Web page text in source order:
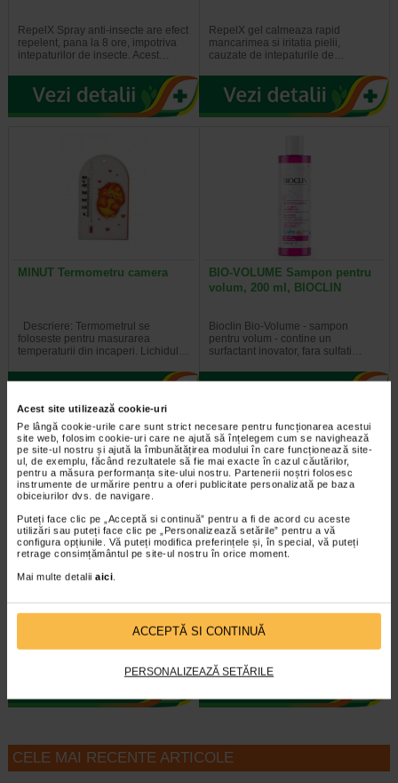
Acest site utilizează cookie-uri
Pe lângă cookie-urile care sunt strict necesare pentru funcționarea acestui
site web, folosim cookie-uri care ne ajută să înțelegem cum se navighează
pe site-ul nostru și ajută la îmbunătățirea modului în care funcționează site-
ul, de exemplu, făcând rezultatele să fie mai exacte în cazul căutărilor,
pentru a măsura performanța site-ului nostru. Partenerii noștri folosesc
instrumente de urmărire pentru a oferi publicitate personalizată pe baza
obiceiurilor dvs. de navigare.
Puteți face clic pe „Acceptă si continuă” pentru a fi de acord cu aceste
utilizări sau puteți face clic pe „Personalizează setările” pentru a vă
configura opțiunile. Vă puteți modifica preferințele și, în special, vă puteți
retrage consimțământul pe site-ul nostru în orice moment.
Mai multe detalii aici.
ACCEPTĂ SI CONTINUĂ
PERSONALIZEAZĂ SETĂRILE
RepelX Spray anti-insecte are efect
repelent, pana la 8 ore, impotriva
intepaturilor de insecte. Acest…
RepelX gel calmeaza rapid
mancarimea si iritatia pielii,
cauzate de intepaturile de…
MINUT Termometru camera
Descriere: Termometrul se
foloseste pentru masurarea
temperaturii din incaperi. Lichidul…
BIO-VOLUME Sampon pentru
volum, 200 ml, BIOCLIN
Bioclin Bio-Volume - sampon
pentru volum - contine un
surfactant inovator, fara sulfati…
fara zahar, NATURALIS
Imunovit Gummy este un supliment
alimentar sub forma de jeleuri, fara
zahar, creat special pentru a…
Tensiometru automat de brat
OMRON M2 masoara simplu si
rapid tensiunea arteriala si pulsul…
CELE MAI RECENTE ARTICOLE